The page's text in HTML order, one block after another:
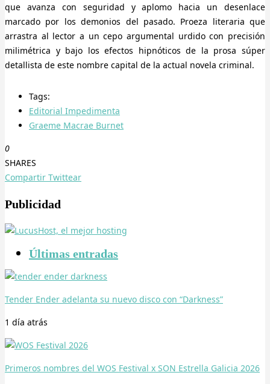
que avanza con seguridad y aplomo hacia un desenlace
marcado por los demonios del pasado. Proeza literaria que
arrastra al lector a un cepo argumental urdido con precisión
milimétrica y bajo los efectos hipnóticos de la prosa súper
detallista de este nombre capital de la actual novela criminal.
Tags:
Editorial Impedimenta
Graeme Macrae Burnet
0
SHARES
Compartir Twittear
Publicidad
Últimas entradas
Tender Ender adelanta su nuevo disco con “Darkness”
1 día atrás
Primeros nombres del WOS Festival x SON Estrella Galicia 2026